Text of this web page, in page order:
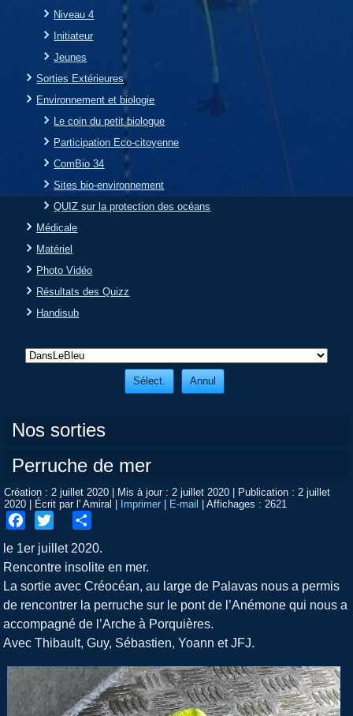
Niveau 4
Initiateur
Jeunes
Sorties Extérieures
Environnement et biologie
Le coin du petit biologue
Participation Eco-citoyenne
ComBio 34
Sites bio-environnement
QUIZ sur la protection des océans
Médicale
Matériel
Photo Vidéo
Résultats des Quizz
Handisub
Nos sorties
Perruche de mer
Création : 2 juillet 2020 | Mis à jour : 2 juillet 2020 | Publication : 2 juillet
2020 | Écrit par l' Amiral | Imprimer | E-mail |Affichages : 2621
le 1er juillet 2020.
Rencontre insolite en mer.
La sortie avec Créocéan, au large de Palavas nous a permis
de rencontrer la perruche sur le pont de l’Anémone qui nous a
accompagné de l’Arche à Porquières.
Avec Thibault, Guy, Sébastien, Yoann et JFJ.